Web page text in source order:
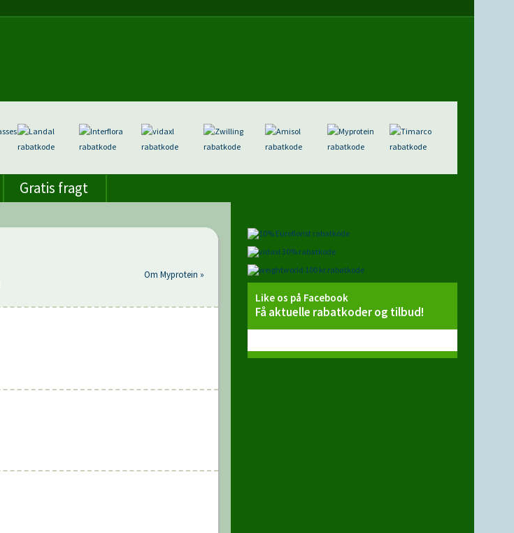
Gratis fragt
Om Myprotein »
Like os på Facebook
Få aktuelle rabatkoder og tilbud!